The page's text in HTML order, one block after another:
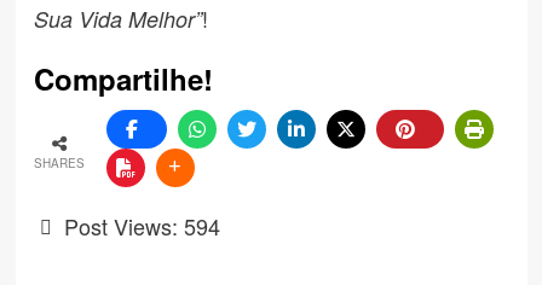
Sua Vida Melhor”!
Compartilhe!
SHARES
Post Views: 594